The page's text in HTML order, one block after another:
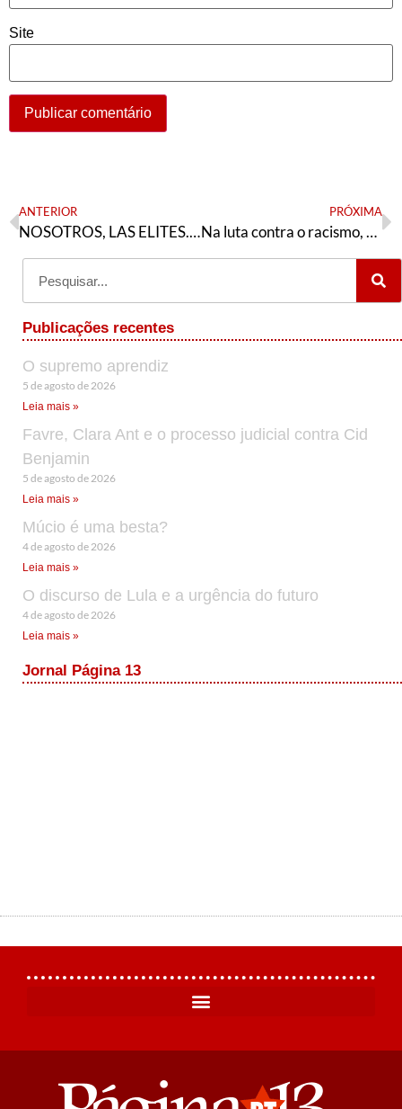
Site
ANTERIOR
NOSOTROS, LAS ELITES. ¿OLIGOCRACIA O DEMOCRACIA?
PRÓXIMA
Na luta contra o racismo, seguiremos!
Publicações recentes
O supremo aprendiz
5 de agosto de 2026
Leia mais »
Favre, Clara Ant e o processo judicial contra Cid
Benjamin
5 de agosto de 2026
Leia mais »
Múcio é uma besta?
4 de agosto de 2026
Leia mais »
O discurso de Lula e a urgência do futuro
4 de agosto de 2026
Leia mais »
Jornal Página 13